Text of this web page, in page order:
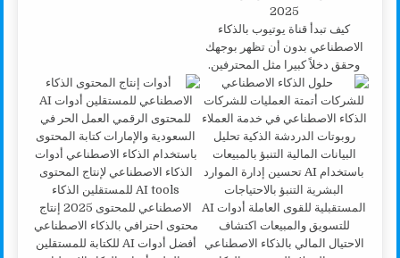
كيف تبدأ قناة يوتيوب بالذكاء
الاصطناعي بدون أن تظهر بوجهك
وحقق دخلاً كبيرا مثل المحترفين.